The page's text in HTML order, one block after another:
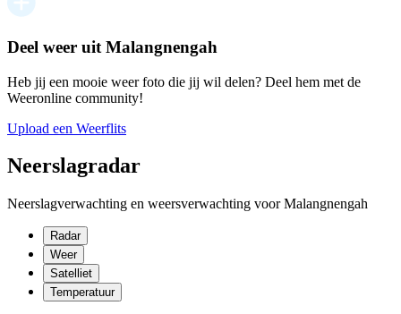
Deel weer uit Malangnengah
Heb jij een mooie weer foto die jij wil delen? Deel hem met de
Weeronline community!
Upload een Weerflits
Neerslagradar
Neerslagverwachting en weersverwachting voor Malangnengah
Radar
Weer
Satelliet
Temperatuur